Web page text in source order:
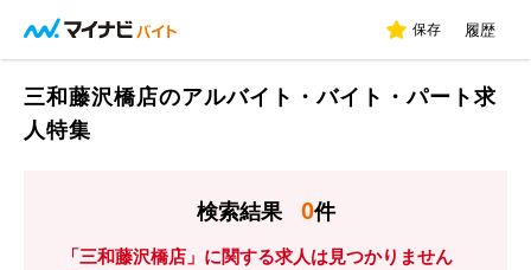
保存 履歴
三和藤沢橋店のアルバイト・バイト・パート求
人特集
検索結果 0件
「三和藤沢橋店」に関する求人は見つかりません